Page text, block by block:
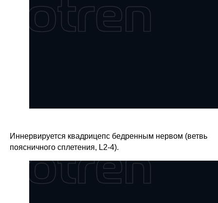
Иннервируется квадрицепс бедренным нервом (ветвь
поясничного сплетения, L2-4).